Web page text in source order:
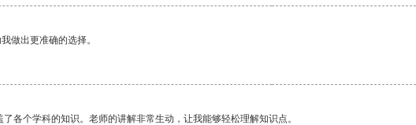
做出更准确的选择。
各个学科的知识。老师的讲解非常生动，让我能够轻松理解知识点。